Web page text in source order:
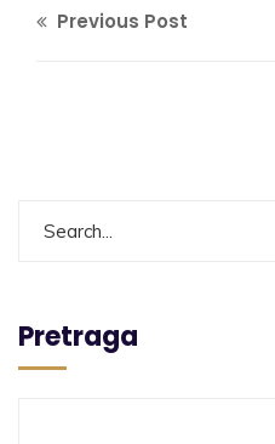
Previous Post
Pretraga